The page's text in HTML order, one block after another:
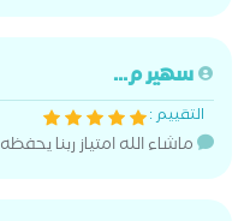
سهير م...
التقييم :
ماشاء الله امتياز ربنا يحفظه